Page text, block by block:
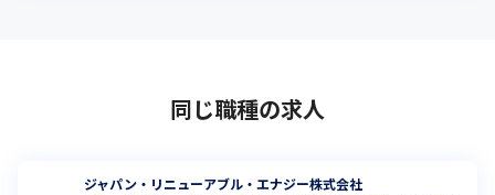
同じ職種の求人
ジャパン・リニューアブル・エナジー株式会社